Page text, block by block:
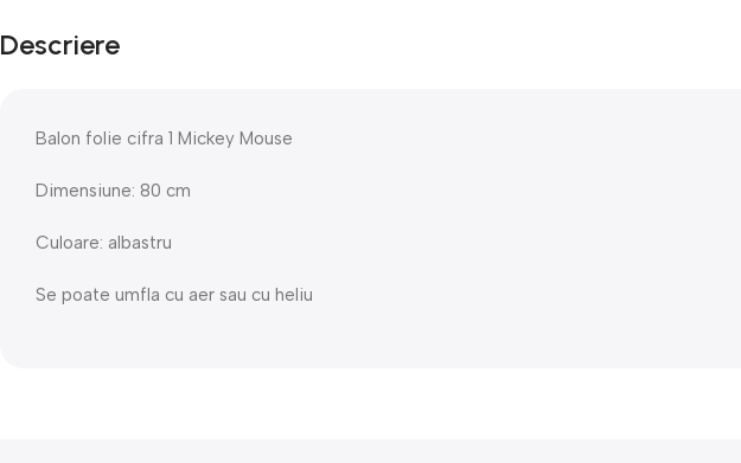
Descriere
Balon folie cifra 1 Mickey Mouse
Dimensiune: 80 cm
Culoare: albastru
Se poate umfla cu aer sau cu heliu